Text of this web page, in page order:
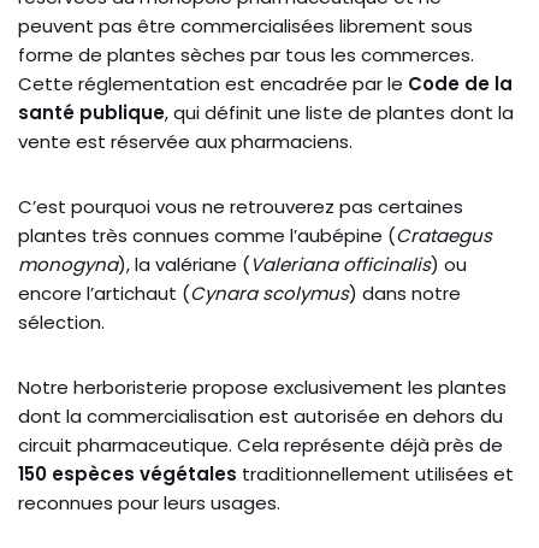
peuvent pas être commercialisées librement sous
forme de plantes sèches par tous les commerces.
Cette réglementation est encadrée par le Code de la
santé publique, qui définit une liste de plantes dont la
vente est réservée aux pharmaciens.
C’est pourquoi vous ne retrouverez pas certaines
plantes très connues comme l’aubépine (Crataegus
monogyna), la valériane (Valeriana officinalis) ou
encore l’artichaut (Cynara scolymus) dans notre
sélection.
Notre herboristerie propose exclusivement les plantes
dont la commercialisation est autorisée en dehors du
circuit pharmaceutique. Cela représente déjà près de
150 espèces végétales traditionnellement utilisées et
reconnues pour leurs usages.